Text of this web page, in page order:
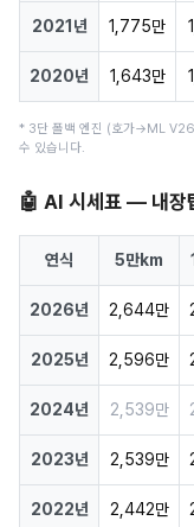
2021년 1,775만
2020년 1,643만
* 3단 폴백 엔진 (호가→ML
수 있습니다.
🤖 AI 시세표 — 내장
연식 5만km
2026년 2,644만
2025년 2,596만
2024년 2,539만
2023년 2,539만
2022년 2,442만